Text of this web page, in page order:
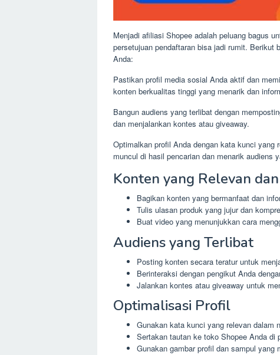
Menjadi afiliasi Shopee adalah peluang bagus
persetujuan pendaftaran bisa jadi rumit. Berikut
Anda:
Pastikan profil media sosial Anda aktif dan
konten berkualitas tinggi yang menarik dan
Bangun audiens yang terlibat dengan
dan menjalankan kontes atau giveaway.
Optimalkan profil Anda dengan kata kunci
muncul di hasil pencarian dan menarik audiens
Konten yang Relevan
Bagikan konten yang bermanfaat dan
Tulis ulasan produk yang jujur dan
Buat video yang menunjukkan cara
Audiens yang Terlibat
Posting konten secara teratur untuk
Berinteraksi dengan pengikut Anda
Jalankan kontes atau giveaway untuk
Optimalisasi Profil
Gunakan kata kunci yang relevan dalam
Sertakan tautan ke toko Shopee Anda di
Gunakan gambar profil dan sampul yang